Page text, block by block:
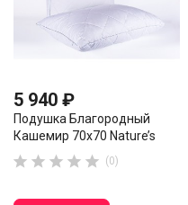
5 940 ₽
Подушка Благородный
Кашемир 70x70 Nature’s
     (0)